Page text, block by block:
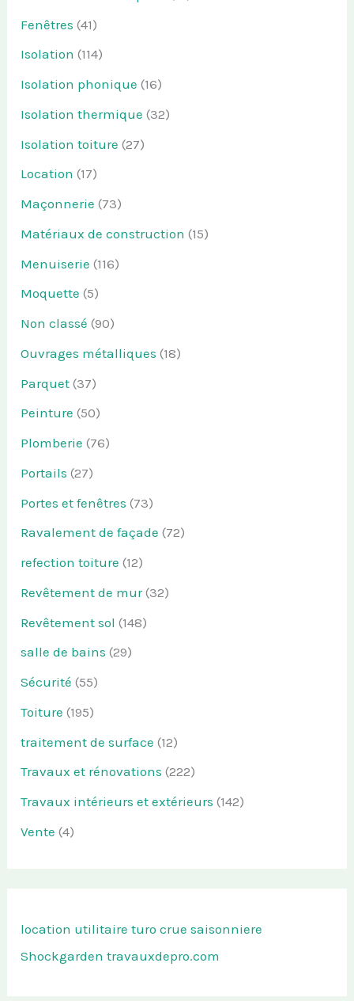
Fenêtres (41)
Isolation (114)
Isolation phonique (16)
Isolation thermique (32)
Isolation toiture (27)
Location (17)
Maçonnerie (73)
Matériaux de construction (15)
Menuiserie (116)
Moquette (5)
Non classé (90)
Ouvrages métalliques (18)
Parquet (37)
Peinture (50)
Plomberie (76)
Portails (27)
Portes et fenêtres (73)
Ravalement de façade (72)
refection toiture (12)
Revêtement de mur(32)
Revêtement sol (148)
salle de bains (29)
Sécurité (55)
Toiture (195)
traitement de surface (12)
Travaux et rénovations (222)
Travaux intérieurs et extérieurs (142)
Vente (4)
location utilitaire turo crue saisonniere
Shockgarden travauxdepro.com